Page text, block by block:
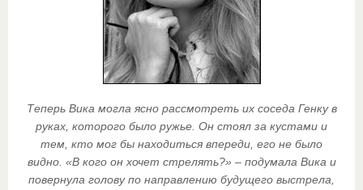
Теперь Вика могла ясно рассмотреть их соседа Генку в
руках, которого было ружье. Он стоял за кустами и
тем, кто мог бы находиться впереди, его не было
видно. «В кого он хочет стрелять?» – подумала Вика и
повернула голову по направлению будущего выстрела,